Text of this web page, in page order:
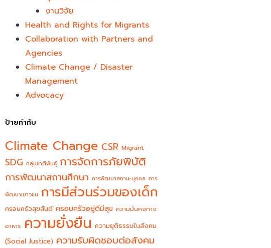
งานวิจัย
Health and Rights for Migrants
Collaboration with Partners and
Agencies
Climate Change / Disaster
Management
Advocacy
ป้ายกำกับ
Climate Change CSR Migrant
SDG กลุ่มชาติพันธุ์ การจัดการภัยพิบัติ
การพัฒนาสถานศึกษา การพัฒนาสถานะบุคคล การ
พัฒนาเยาวชน การมีส่วนร่วมของเด็ก
ครอบครัวสุขสันต์ ครอบครัวอยู่ดีมีสุข ความมั่นคงทาง
อาหาร ความยั่งยืน ความยุติธรรมในสังคม
(Social Justice) ความรับผิดชอบต่อสังคม